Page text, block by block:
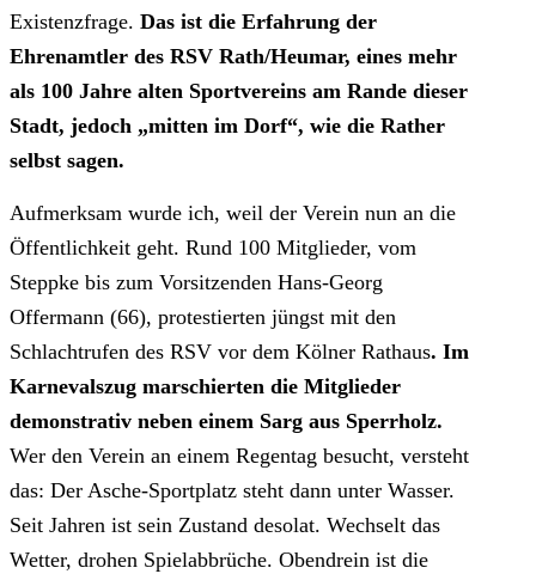
Existenzfrage. Das ist die Erfahrung der
Ehrenamtler des RSV Rath/Heumar, eines mehr
als 100 Jahre alten Sportvereins am Rande dieser
Stadt, jedoch „mitten im Dorf“, wie die Rather
selbst sagen.
Aufmerksam wurde ich, weil der Verein nun an die
Öffentlichkeit geht. Rund 100 Mitglieder, vom
Steppke bis zum Vorsitzenden Hans-Georg
Offermann (66), protestierten jüngst mit den
Schlachtrufen des RSV vor dem Kölner Rathaus. Im
Karnevalszug marschierten die Mitglieder
demonstrativ neben einem Sarg aus Sperrholz.
Wer den Verein an einem Regentag besucht, versteht
das: Der Asche-Sportplatz steht dann unter Wasser.
Seit Jahren ist sein Zustand desolat. Wechselt das
Wetter, drohen Spielabbrüche. Obendrein ist die